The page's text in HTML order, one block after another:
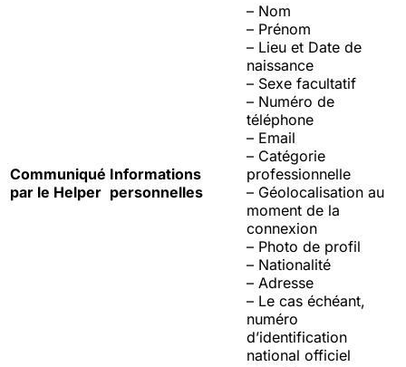
Communiqué
par le Helper
Informations
personnelles
– Nom
– Prénom
– Lieu et Date de
naissance
– Sexe facultatif
– Numéro de
téléphone
– Email
– Catégorie
professionnelle
– Géolocalisation au
moment de la
connexion
– Photo de profil
– Nationalité
– Adresse
– Le cas échéant,
numéro
d’identification
national officiel